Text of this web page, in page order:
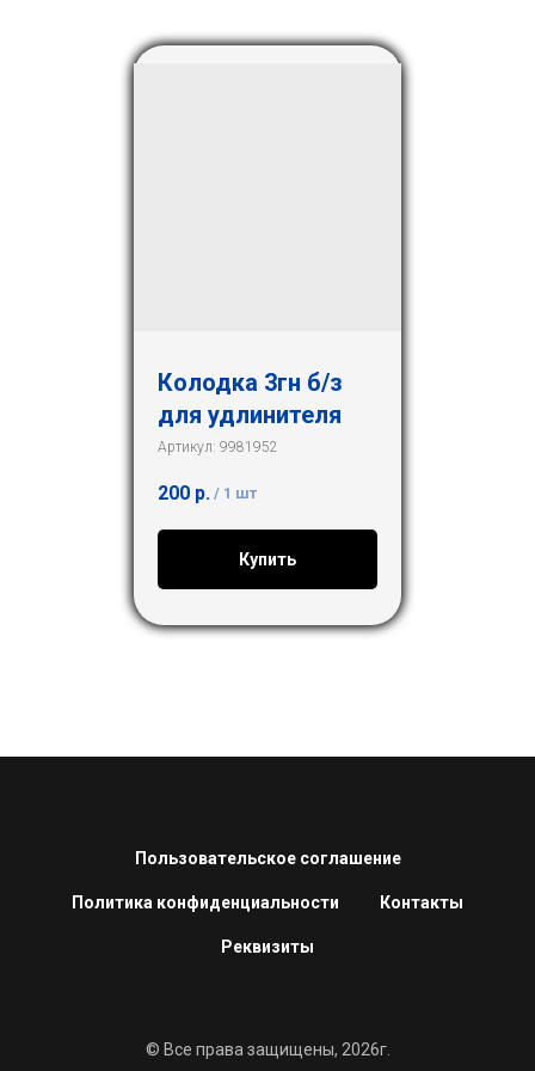
Колодка 3гн б/з
для удлинителя
Артикул: 9981952
200 р. / 1 шт
Купить
Пользовательское соглашение
Политика конфиденциальности Контакты
Реквизиты
© Все права защищены, 2026г.